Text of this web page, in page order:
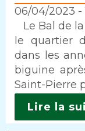
06/04/2023 -
Intro
Le Bal de
le quartier
dans les
biguine
Saint-Pierre
Lire la